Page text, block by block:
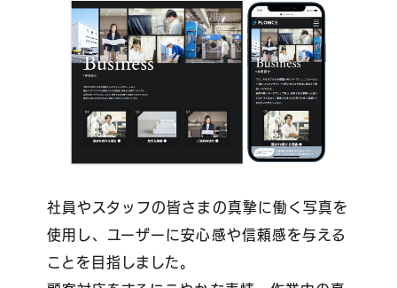
社員やスタッフの皆さまの真摯に働く写真を
使用し、ユーザーに安心感や信頼感を与える
ことを目指しました。